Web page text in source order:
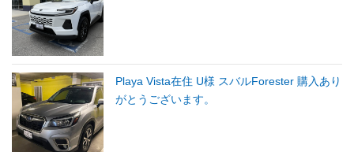
Playa Vista在住 U様 スバルForester 購入あり
がとうございます。